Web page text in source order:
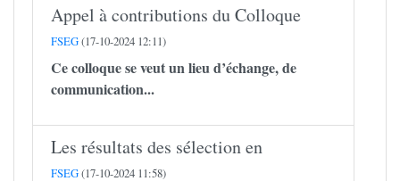
Appel à contributions du Colloque
FSEG(17-10-2024 12:11)
Ce colloque se veut un lieu d’échange, de
communication...
Les résultats des sélection en
FSEG(17-10-2024 11:58)